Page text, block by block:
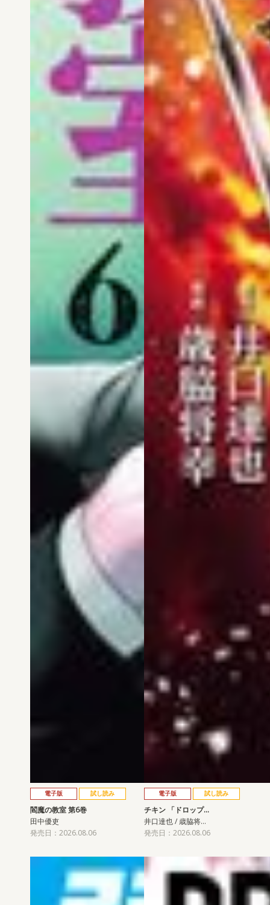
電子版 試し読み
閻魔の教室 第6巻
田中優吏
発売日：2026.08.06
電子版 試し読み
チキン 「ドロップ…
井口達也 / 歳脇将…
発売日：2026.08.06